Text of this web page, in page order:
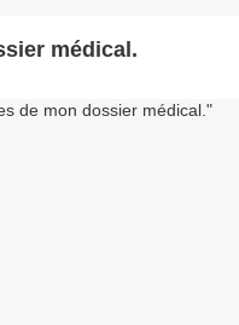
médical.